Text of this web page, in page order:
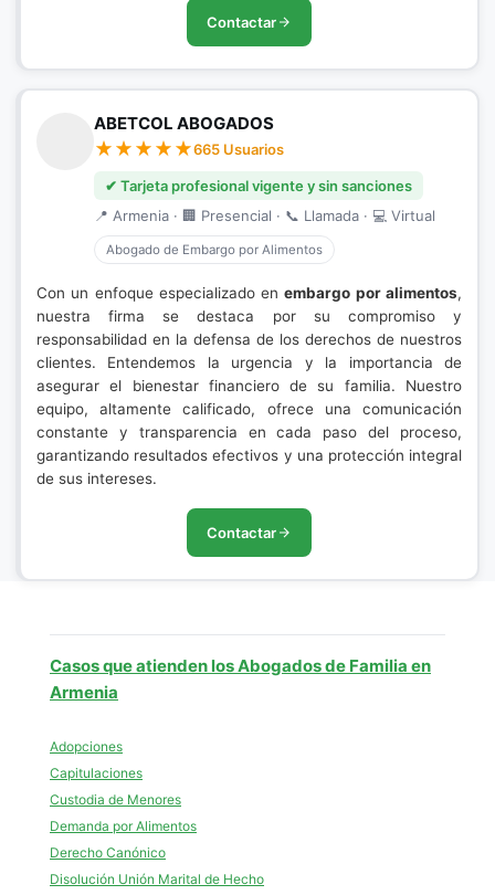
Contactar
ABETCOL ABOGADOS
665 Usuarios
✔ Tarjeta profesional vigente y sin sanciones
📍 Armenia · 🏢 Presencial · 📞 Llamada · 💻 Virtual
Abogado de Embargo por Alimentos
Con un enfoque especializado enembargo por alimentos,
nuestra firma se destaca por su compromiso y
responsabilidad en la defensa de los derechos de nuestros
clientes. Entendemos la urgencia y la importancia de
asegurar el bienestar financiero de su familia. Nuestro
equipo, altamente calificado, ofrece una comunicación
constante y transparencia en cada paso del proceso,
garantizando resultados efectivos y una protección integral
de sus intereses.
Contactar
Casos que atienden los Abogados de Familia en
Armenia
Adopciones
Capitulaciones
Custodia de Menores
Demanda por Alimentos
Derecho Canónico
Disolución Unión Marital de Hecho